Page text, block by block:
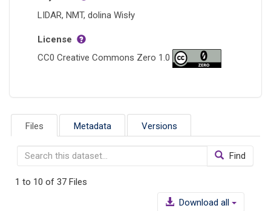
LIDAR, NMT, dolina Wisły
License
CC0 Creative Commons Zero 1.0
Files Metadata Versions
Find
1 to 10 of 37 Files
Download all